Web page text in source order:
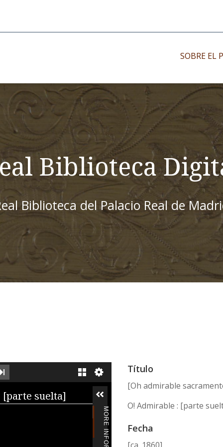
SOBRE EL
Impresos
Impresos
Impresos
Biblioteca
Biblioteca del Palacio Real de
IMAGE GALLERY
suelta]
Título
[Oh admirable
O! Admirable : [parte
Fecha